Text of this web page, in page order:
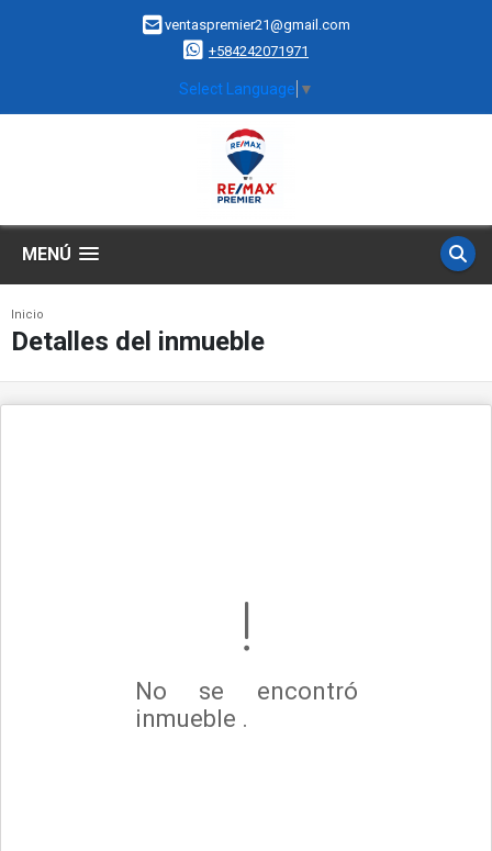
ventaspremier21@gmail.com
+584242071971
Select Language ▼
MENÚ
Inicio
Detalles del inmueble
No se encontró
inmueble .